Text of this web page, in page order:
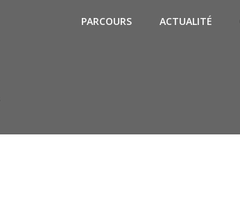
PARCOURS ACTUALITÉ